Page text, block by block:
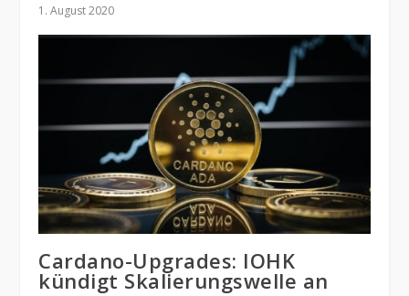
1. August 2020
Cardano-Upgrades: IOHK
kündigt Skalierungswelle an